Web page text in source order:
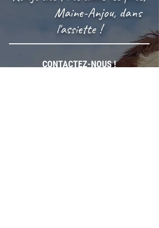
Maine-Anjou, dans
l'assiette !
CONTACTEZ-NOUS !